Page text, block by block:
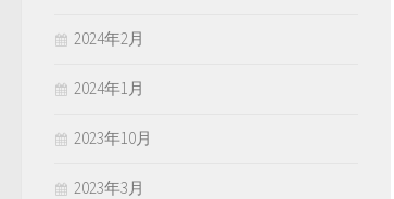
2024年2月
2024年1月
2023年10月
2023年3月